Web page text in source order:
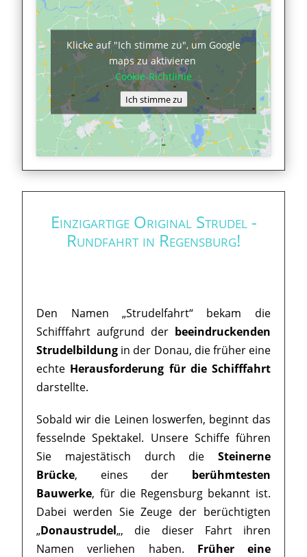
Klicke auf "Ich stimme zu", um Google
maps zu aktivieren
Cookie-Richtlinie
Ich stimme zu
Einzigartige Original Strudel -
Rundfahrt in Regensburg!
Den Namen „Strudelfahrt“ bekam die
Schifffahrt aufgrund der beeindruckenden
Strudelbildung in der Donau, die früher eine
echte Herausforderung für die Schifffahrt
darstellte.
Sobald wir die Leinen loswerfen, beginnt das
fesselnde Spektakel. Unsere Schiffe führen
Sie majestätisch durch die Steinerne
Brücke, eines der berühmtesten
Bauwerke, für die Regensburg bekannt ist.
Dabei werden Sie Zeuge der berüchtigten
„Donaustrudel„, die dieser Fahrt ihren
Namen verliehen haben. Früher eine